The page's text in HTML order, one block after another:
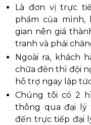
Là đơn vị trực
phẩm của
gian nên giá
tranh và phải
Ngoài ra, khách
chữa đèn thì đội
hỗ trợ ngay lập
Chúng tôi có 2
thông qua đại lý
đến trực tiếp đại